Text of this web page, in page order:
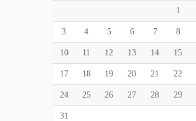
1
3 4 5 6 7 8
10 11 12 13 14 15
17 18 19 20 21 22
24 25 26 27 28 29
31